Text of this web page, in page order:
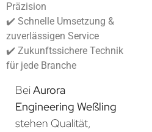
Präzision
✔️ Schnelle Umsetzung &
zuverlässigen Service
✔️ Zukunftssichere Technik
für jede Branche
BeiAurora
Engineering Weßling
stehen Qualität,